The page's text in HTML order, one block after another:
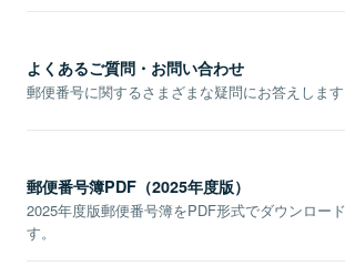
よくあるご質問・お問い合わせ
郵便番号に関するさまざまな疑問にお答えします
郵便番号簿PDF（2025年度版）
2025年度版郵便番号簿をPDF形式でダウンロー
す。